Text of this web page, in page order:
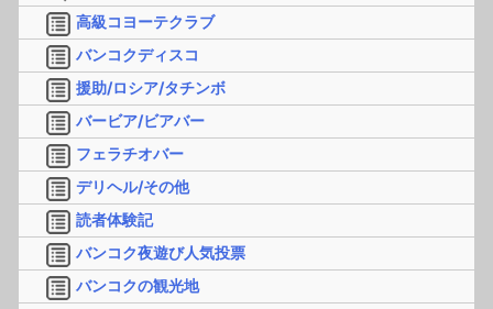
高級コヨーテクラブ
バンコクディスコ
援助/ロシア/タチンボ
バービア/ビアバー
フェラチオバー
デリヘル/その他
読者体験記
バンコク夜遊び人気投票
バンコクの観光地